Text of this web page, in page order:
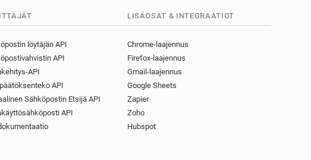
löytäjän API
API
API
API
Sähköpostin Etsijä API
API
LISÄOSAT & INTEGRAATIOT
Chrome-laajennus
Firefox-laajennus
Gmail-laajennus
Google Sheets
Zapier
Zoho
Hubspot